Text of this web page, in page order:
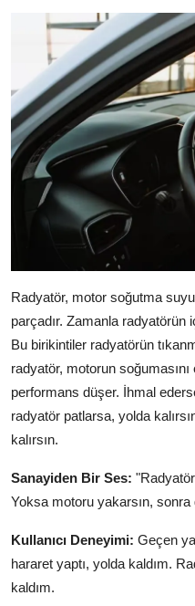
Radyatör, motor soğutma
parçadır. Zamanla radyatörün
Bu birikintiler radyatörün
radyatör, motorun
performans düşer. İhmal
radyatör patlarsa, yolda
kalırsın.
Sanayiden Bir Ses:
Yoksa motoru yakarsın, sonra
Kullanıcı Deneyimi: Geçen
hararet yaptı, yolda kaldım.
kaldım.